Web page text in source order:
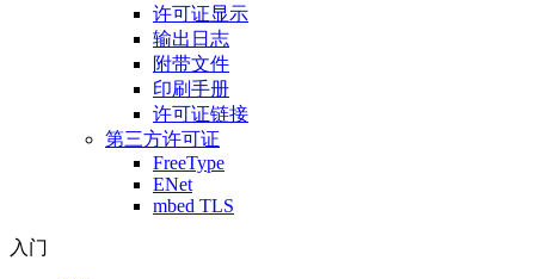
许可证显示
输出日志
附带文件
印刷手册
许可证链接
第三方许可证
FreeType
ENet
mbed TLS
入门